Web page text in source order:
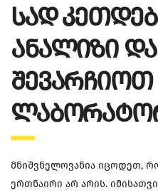
ᲡᲐᲓ
ᲐᲜᲐᲚᲘᲖᲘ
ᲨᲔᲕᲐᲠᲩᲘᲝᲗ
მნიშვნელოვანია იცოდეთ,
ერთნაირი არ არის.